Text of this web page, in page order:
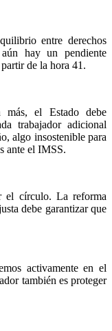
entre derechos
hay un pendiente
de la hora 41.
más, el Estado debe
trabajador adicional
algo insostenible para
ante el IMSS.
el círculo. La reforma
debe garantizar que
activamente en el
también es proteger